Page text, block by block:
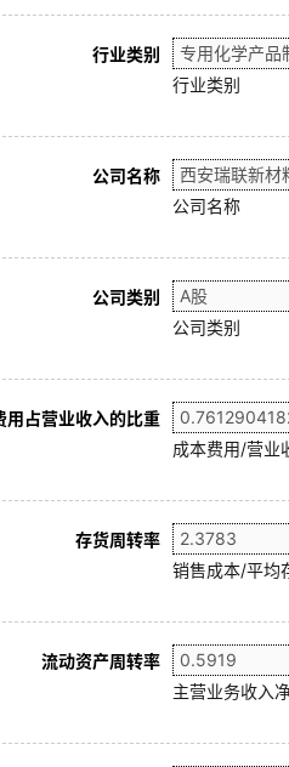
行业类别
行业类别
公司名称
公司名称
公司类别
公司类别
用占营业收入的比重
成本费用/营业
存货周转率
销售成本/平均
流动资产周转率
主营业务收入